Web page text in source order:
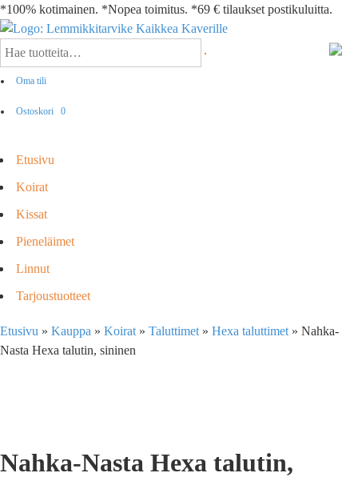
*100% kotimainen. *Nopea toimitus. *69 € tilaukset postikuluitta.
Oma tili
Ostoskori 0
Etusivu
Koirat
Kissat
Pieneläimet
Linnut
Tarjoustuotteet
Etusivu » Kauppa » Koirat » Taluttimet » Hexa taluttimet » Nahka-
Nasta Hexa talutin, sininen
Nahka-Nasta Hexa talutin,